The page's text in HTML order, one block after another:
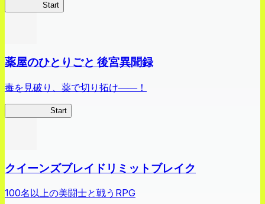
Start
薬屋のひとりごと 後宮異聞録
毒を見破り、薬で切り拓け――！
Start
クイーンズブレイドリミットブレイク
100名以上の美闘士と戦うRPG